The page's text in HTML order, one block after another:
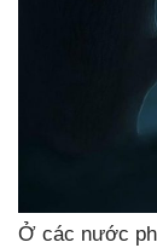
Ở các nước